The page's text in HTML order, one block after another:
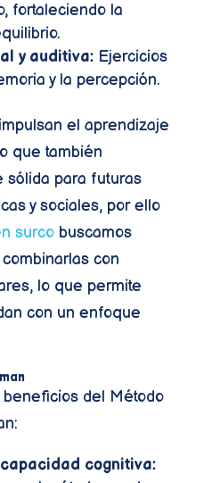
fortaleciendo la
y auditiva:Ejercicios
y la percepción.
el aprendizaje
que también
sólida para futuras
y sociales, por ello
surcobuscamos
con
lo que permite
con un enfoque
del Método
cognitiva: